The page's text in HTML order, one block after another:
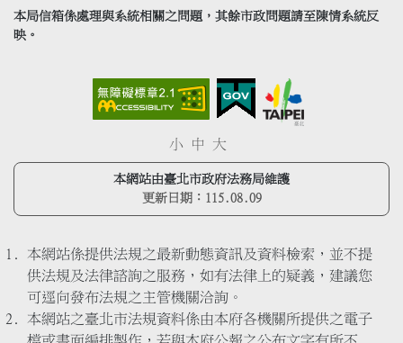
本局信箱係處理與系統相關之問題，其餘市政問題請至陳情系統反
映。
小 中 大
本網站由臺北市政府法務局維護
更新日期： 115.08.09
本網站係提供法規之最新動態資訊及資料檢索，並不提
供法規及法律諮詢之服務，如有法律上的疑義，建議您
可逕向發布法規之主管機關洽詢。
本網站之臺北市法規資料係由本府各機關所提供之電子
檔或書面編排製作，若與本府公報之公布文字有所不